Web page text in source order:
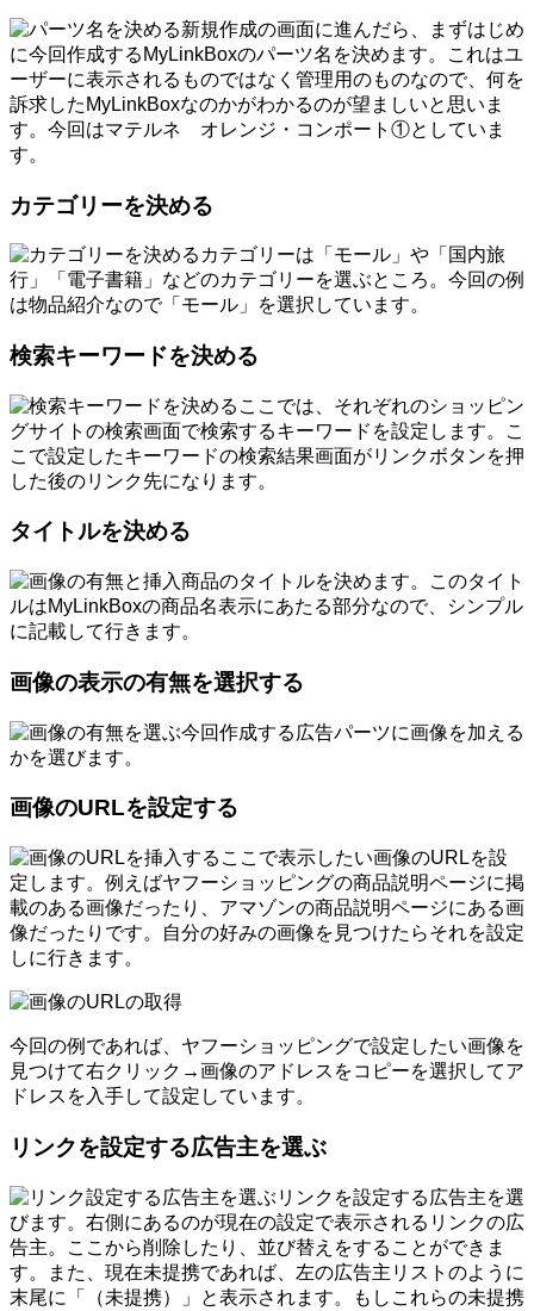
新規作成の画面に進んだら、まずはじめ
に今回作成するMyLinkBoxのパーツ名を決めます。これはユ
ーザーに表示されるものではなく管理用のものなので、何を
訴求したMyLinkBoxなのかがわかるのが望ましいと思いま
す。今回はマテルネ オレンジ・コンポート①としていま
す。
カテゴリーを決める
カテゴリーは「モール」や「国内旅
行」「電子書籍」などのカテゴリーを選ぶところ。今回の例
は物品紹介なので「モール」を選択しています。
検索キーワードを決める
ここでは、それぞれのショッピン
グサイトの検索画面で検索するキーワードを設定します。こ
こで設定したキーワードの検索結果画面がリンクボタンを押
した後のリンク先になります。
タイトルを決める
商品のタイトルを決めます。このタイト
ルはMyLinkBoxの商品名表示にあたる部分なので、シンプル
に記載して行きます。
画像の表示の有無を選択する
今回作成する広告パーツに画像を加える
かを選びます。
画像のURLを設定する
ここで表示したい画像のURLを設
定します。例えばヤフーショッピングの商品説明ページに掲
載のある画像だったり、アマゾンの商品説明ページにある画
像だったりです。自分の好みの画像を見つけたらそれを設定
しに行きます。
今回の例であれば、ヤフーショッピングで設定したい画像を
見つけて右クリック→画像のアドレスをコピーを選択してア
ドレスを入手して設定しています。
リンクを設定する広告主を選ぶ
リンクを設定する広告主を選
びます。右側にあるのが現在の設定で表示されるリンクの広
告主。ここから削除したり、並び替えをすることができま
す。また、現在未提携であれば、左の広告主リストのように
末尾に「（未提携）」と表示されます。もしこれらの未提携